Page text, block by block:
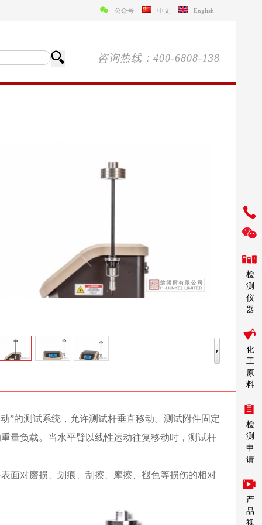
公众号 中文 English
咨询热线：400-6808-138
”的测试系统，允许测试杆垂直移动。测试附件固定
量负载。当水平臂以线性运动往复移动时，测试杆
面对磨损、划痕、刮擦、摩擦、褪色等损伤的相对
检
测
仪
器
化
工
原
料
检
测
申
请
产
品
视